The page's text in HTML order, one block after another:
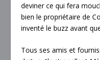
deviner ce qui fera
bien le propriétaire de
inventé le buzz avant
Tous ses amis et